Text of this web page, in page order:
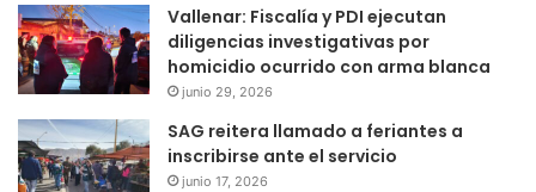
Vallenar: Fiscalía y PDI ejecutan
diligencias investigativas por
homicidio ocurrido con arma blanca
junio 29, 2026
SAG reitera llamado a feriantes a
inscribirse ante el servicio
junio 17, 2026